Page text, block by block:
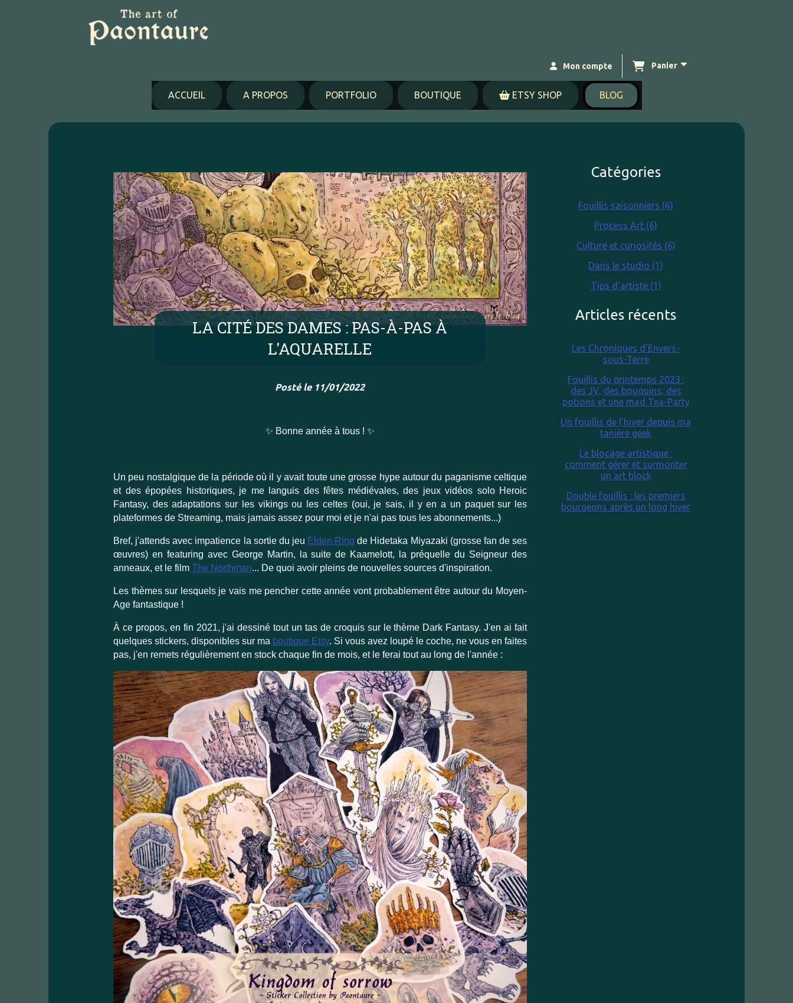
Mon compte Panier
ACCUEIL A PROPOS PORTFOLIO BOUTIQUE ETSY SHOP BLOG
LA CITÉ DES DAMES : PAS-À-PAS À
L'AQUARELLE
Posté le 11/01/2022
✨ Bonne année à tous ! ✨
Un peu nostalgique de la période où il y avait toute une grosse hype autour du paganisme celtique
et des épopées historiques, je me languis des fêtes médiévales, des jeux vidéos solo Heroic
Fantasy, des adaptations sur les vikings ou les celtes (oui, je sais, il y en a un paquet sur les
plateformes de Streaming, mais jamais assez pour moi et je n'ai pas tous les abonnements...)
Bref, j'attends avec impatience la sortie du jeu Elden Ring de Hidetaka Miyazaki (grosse fan de ses
œuvres) en featuring avec George Martin, la suite de Kaamelott, la préquelle du Seigneur des
anneaux, et le film The Northman... De quoi avoir pleins de nouvelles sources d'inspiration.
Les thèmes sur lesquels je vais me pencher cette année vont probablement être autour du Moyen-
Age fantastique !
À ce propos, en fin 2021, j'ai dessiné tout un tas de croquis sur le thème Dark Fantasy. J'en ai fait
quelques stickers, disponibles sur ma boutique Etsy. Si vous avez loupé le coche, ne vous en faites
pas, j'en remets régulièrement en stock chaque fin de mois, et le ferai tout au long de l'année :
Catégories
Fouillis saisonniers (6)
Process Art (6)
Culture et curiosités (6)
Dans le studio (1)
Tips d'artiste (1)
Articles récents
Les Chroniques d'Envers-
sous-Terre
Fouillis du printemps 2023 :
des JV, des bouquins, des
potions et une mad Tea-Party
Un fouillis de l'hiver depuis ma
tanière geek
Le blocage artistique :
comment gérer et surmonter
un art block
Double fouillis : les premiers
bourgeons après un long hiver